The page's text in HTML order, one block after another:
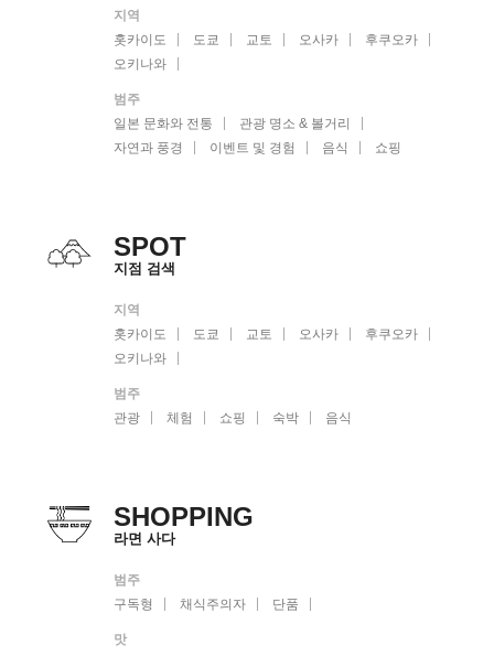
지역
홋카이도
도쿄 교토 오사카
후쿠오카
오키나와
범주
일본 문화와 전통
관광 명소 & 볼거리
자연과 풍경
이벤트 및 경험 음식 쇼핑
SPOT
지점 검색
지역
홋카이도
도쿄 교토 오사카
후쿠오카
오키나와
범주
관광
체험 쇼핑 숙박 음식
SHOPPING
라면 사다
범주
구독형
채식주의자 단품
맛